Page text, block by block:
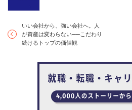
いが線になったようにも感じま
ることなく業務に必要な知識と経
いい会社から、強い会社へ。人
が資産は変わらない──こだわり
続けるトップの価値観